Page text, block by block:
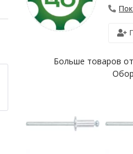
Больше товаров